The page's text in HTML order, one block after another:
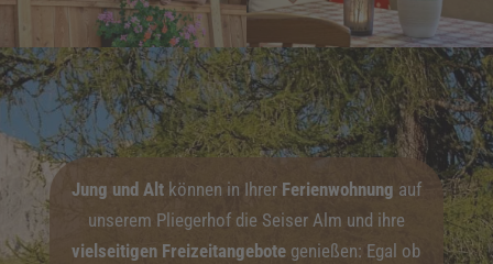
Jung und Altkönnen in Ihrer Ferienwohnung auf
unserem Pliegerhof die Seiser Alm und ihre
vielseitigen Freizeitangebote genießen: Egal ob